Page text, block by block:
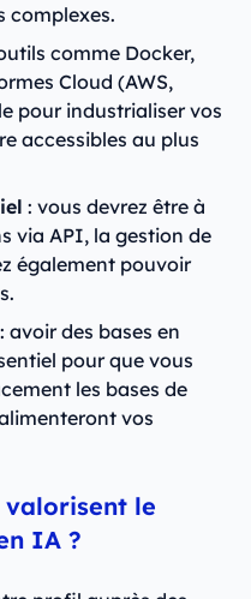
complexes.
comme Docker,
Cloud (AWS,
pour industrialiser vos
accessibles au plus
: vous devrez être à
via API, la gestion de
également pouvoir
: avoir des bases en
pour que vous
les bases de
vos
le
IA ?